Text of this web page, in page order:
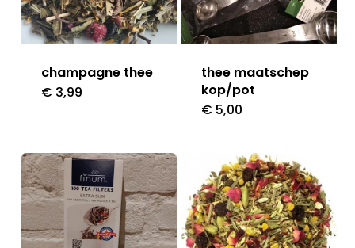
champagne thee
€ 3,99
thee maatschep
kop/pot
€ 5,00